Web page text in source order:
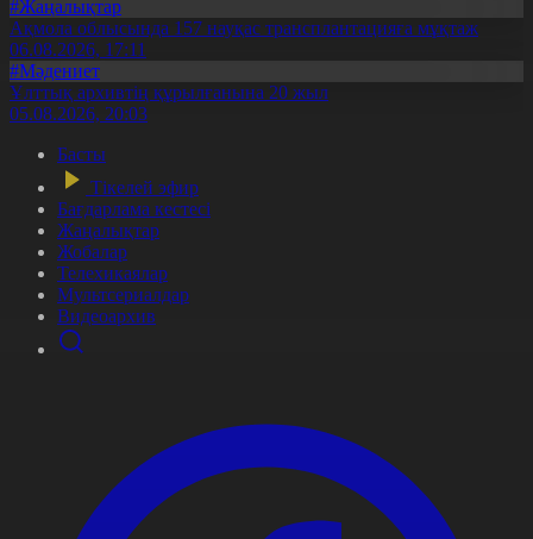
#Жаңалықтар
Ақмола облысында 157 науқас трансплантацияға мұқтаж
06.08.2026, 17:11
#Мәдениет
Ұлттық архивтің құрылғанына 20 жыл
05.08.2026, 20:03
Басты
Тікелей эфир
Бағдарлама кестесі
Жаңалықтар
Жобалар
Телехикаялар
Мультсериалдар
Видеоархив